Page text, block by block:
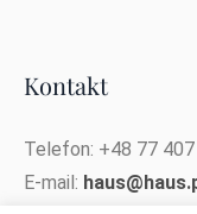
Kontakt
Telefon: +48 77
E-mail: